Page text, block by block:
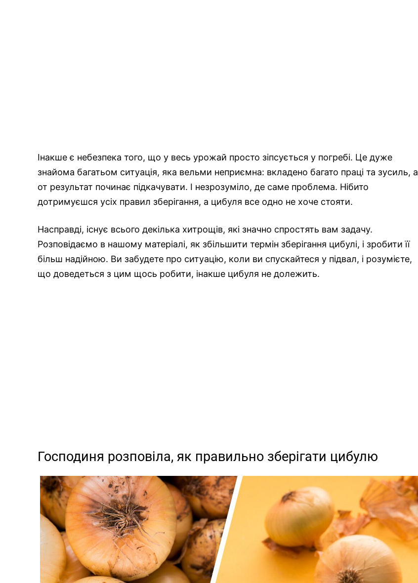
Інакше є небезпека того, що у весь урожай просто зіпсується у погребі. Це дуже
знайома багатьом ситуація, яка вельми неприємна: вкладено багато праці та зусиль, а
от результат починає підкачувати. І незрозуміло, де саме проблема. Нібито
дотримуєшся усіх правил зберігання, а цибуля все одно не хоче стояти.
Насправді, існує всього декілька хитрощів, які значно спростять вам задачу.
Розповідаємо в нашому матеріалі, як збільшити термін зберігання цибулі, і зробити її
більш надійною. Ви забудете про ситуацію, коли ви спускайтеся у підвал, і розумієте,
що доведеться з цим щось робити, інакше цибуля не долежить.
Господиня розповіла, як правильно зберігати цибулю